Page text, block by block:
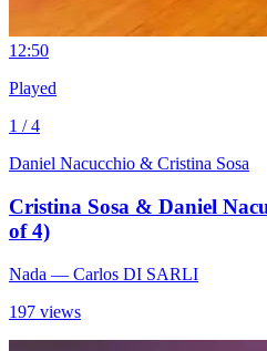
1 2:50
Played
1 / 4
Daniel Nacucchio & Cristina Sosa
Cristina Sosa & Daniel
of 4)
Nada — Carlos DI SARLI
197 views